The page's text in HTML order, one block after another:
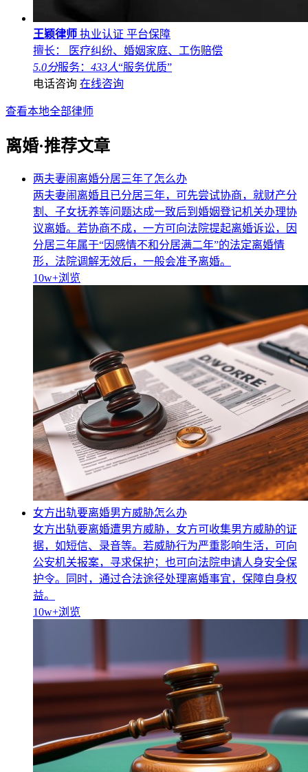
王颖律师 执业认证 平台保障
擅长： 医疗纠纷、婚姻家庭、工伤赔偿
5.0分服务： 433人“服务优质”
电话咨询 在线咨询
查看本地全部律师
离婚·推荐文章
两夫妻闹离婚分居三年了怎么办
两夫妻闹离婚且已分居三年，可先尝试协商，就财产分
割、子女抚养等问题达成一致后到婚姻登记机关办理协
议离婚。若协商不成，一方可向法院提起离婚诉讼，因
分居三年属于“因感情不和分居满二年”的法定离婚情
形，法院调解无效后，一般会准予离婚。
10w+浏览
女方出轨要离婚男方威胁怎么办
女方出轨要离婚遭男方威胁，女方可收集男方威胁的证
据，如短信、录音等。若威胁行为严重影响生活，可向
公安机关报案，寻求保护；也可向法院申请人身安全保
护令。同时，通过合法途径处理离婚事宜，保障自身权
益。
10w+浏览